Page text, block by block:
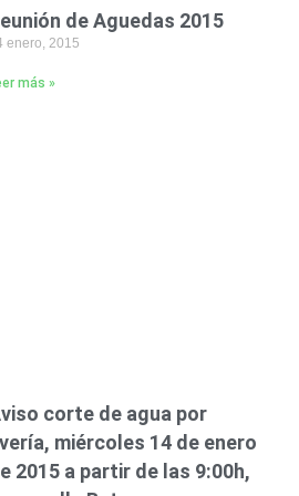
de Aguedas 2015
enero, 2015
más »
corte de agua por
miércoles 14 de enero
2015 a partir de las 9:00h,